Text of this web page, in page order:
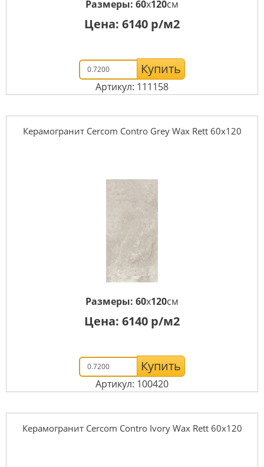
Размеры: 60x120см
Цена: 6140 р/м2
Купить
Артикул: 111158
Керамогранит Cercom Contro Grey Wax Rett 60х120
Размеры: 60x120см
Цена: 6140 р/м2
Купить
Артикул: 100420
Керамогранит Cercom Contro Ivory Wax Rett 60х120